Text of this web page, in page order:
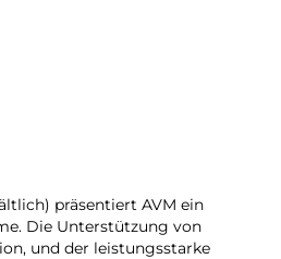
präsentiert AVM ein
Die Unterstützung von
und der leistungsstarke